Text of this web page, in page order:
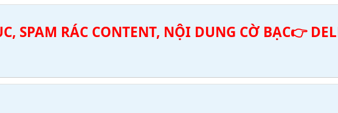
SPAM RÁC CONTENT, NỘI DUNG CỜ BẠC👉